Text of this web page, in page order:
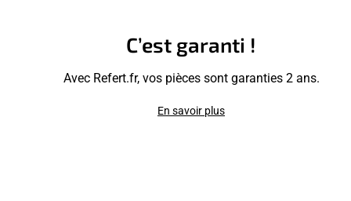
C’est garanti !
Avec Refert.fr, vos pièces sont garanties 2 ans.
En savoir plus